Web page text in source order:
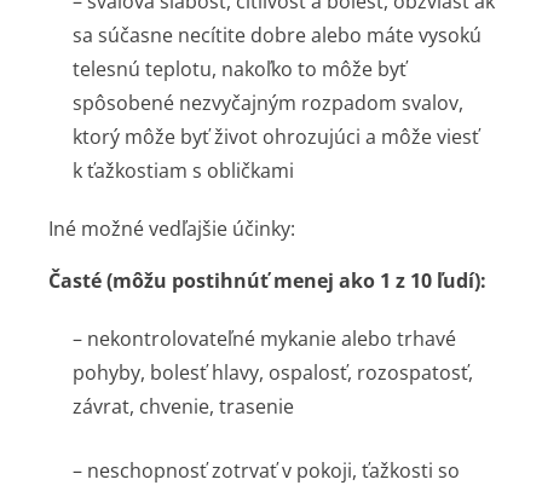
sa súčasne necítite dobre alebo máte vysokú
telesnú teplotu, nakoľko to môže byť
spôsobené nezvyčajným rozpadom svalov,
ktorý môže byť život ohrozujúci a môže viesť
k ťažkostiam s obličkami
Iné možné vedľajšie účinky:
Časté (môžu postihnúť menej ako 1 z 10 ľudí):
– nekontrolovateľné mykanie alebo trhavé
pohyby, bolesť hlavy, ospalosť, rozospatosť,
závrat, chvenie, trasenie
– neschopnosť zotrvať v pokoji, ťažkosti so